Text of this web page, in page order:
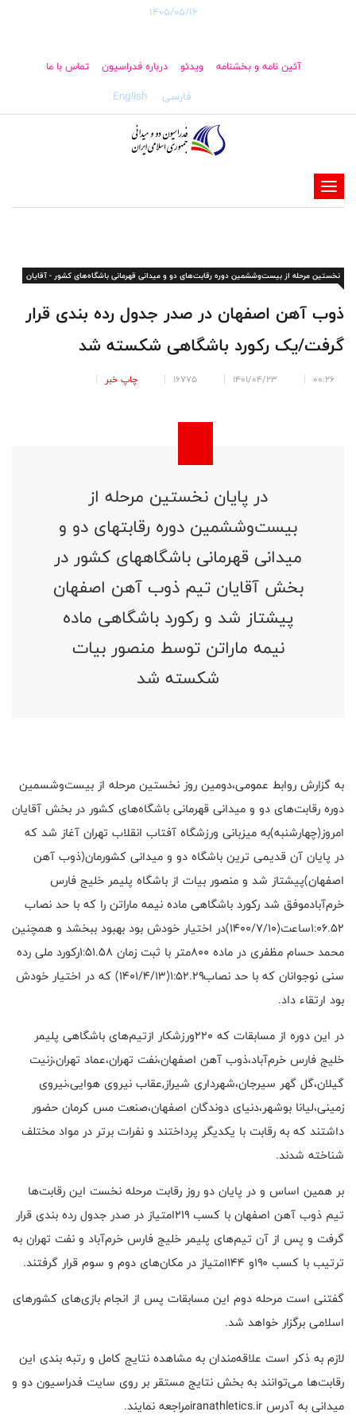
1405/05/16
آئین نامه و بخشنامه ویدئو درباره فدراسیون تماس با ما
فارسی English
-
-
-
نخستین مرحله از بیست‌وششمین دوره رقابت‌های دو و میدانی قهرمانی باشگاه‌های کشور - آقایان
ذوب آهن اصفهان در صدر جدول رده بندی قرار
گرفت/یک رکورد باشگاهی شکسته شد
00:26
1401/04/23
16775 چاپ خبر
در پایان نخستین مرحله از
بیست‌وششمین دوره رقابتهای دو و
میدانی قهرمانی باشگاههای کشور در
بخش آقایان تیم ذوب آهن اصفهان
پیشتاز شد و رکورد باشگاهی ماده
نیمه ماراتن توسط منصور بیات
شکسته شد
به گزارش روابط عمومی،دومین روز نخستین مرحله از بیست‌وشسمین
دوره رقابت‌های دو و میدانی قهرمانی باشگاه‌های کشور در بخش آقایان
امروز(چهار‌شنبه)به میزبانی ورزشگاه آفتاب انقلاب تهران آغاز شد که
در پایان آن قدیمی ترین باشگاه دو و میدانی کشورمان(ذوب آهن
اصفهان)پیشتاز شد و منصور بیات از باشگاه پلیمر خلیج فارس
خرم‌آباد‌موفق شد رکورد باشگاهی ماده نیمه ماراتن را که با حد نصاب
۱:۰۶.۵۲ساعت(۱۴۰۰/۷/۱۰)در اختیار خودش بود بهبود ببخشد و همچنین
محمد حسام مظفری در ماده ۸۰۰متر با ثبت زمان ۱:۵۱.۵۸رکورد ملی رده
سنی نوجوانان که با حد نصاب۱:۵۲.۲۹(۱۴۰۱/۴/۱۳) که در اختیار خودش
بود ارتقاء داد.
در این دوره از مسابقات که ۲۲۰ورزشکار ازتیم‌های باشگاهی پلیمر
خلیج فارس خرم‌آباد،ذوب آهن اصفهان،نفت تهران،عماد تهران،زنیت
گیلان،گل گهر سیرجان،شهرداری شیراز,عقاب نیروی هوایی،نیروی
زمینی،لیانا بوشهر،دنیای دوندگان اصفهان،صنعت مس کرمان حضور
داشتند که به رقابت با یکدیگر پرداختند و نفرات برتر در مواد مختلف
شناخته شدند.
بر همین اساس و در پایان دو روز رقابت مرحله نخست این رقابت‌ها
تیم ذوب آهن اصفهان با کسب ۲۱۹امتیاز در صدر جدول رده بندی قرار
گرفت و پس از آن تیم‌های پلیمر خلیج فارس خرم‌آباد و نفت تهران به
ترتیب با کسب ۱۹۰و ۱۴۴امتیاز در مکان‌های دوم و سوم قرار گرفتند.
گفتنی است مرحله دوم این مسابقات پس از انجام بازی‌های کشورهای
اسلامی برگزار خواهد شد.
لازم به ذکر است علاقه‌مندان به مشاهده نتایج کامل و رتبه بندی این
رقابت‌ها می‌توانند به بخش نتایج مستقر بر روی سایت فدراسیون دو و
میدانی به آدرس iranathletics.irمراجعه نمایند.